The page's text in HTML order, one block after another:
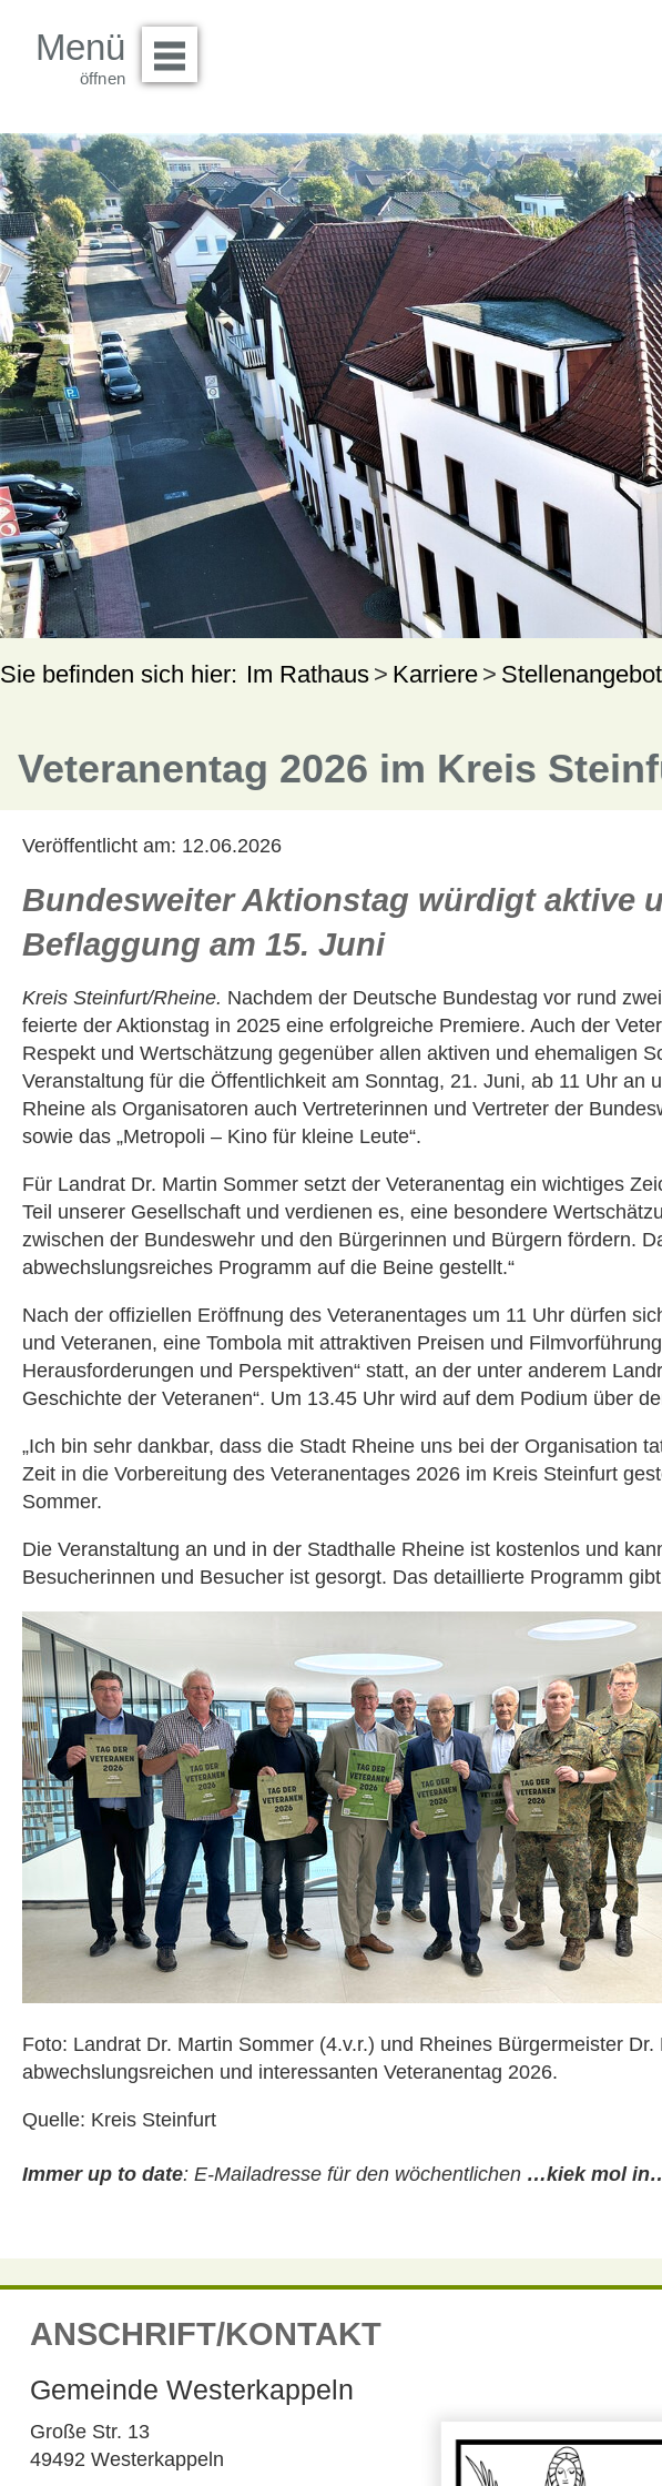
Menü
Im Rathaus Karriere
Veteranentag 2026 im Kreis
Veröffentlicht am: 12.06.2026
Bundesweiter Aktionstag würdigt aktive
Beflaggung am 15. Juni
Kreis Steinfurt/Rheine. Nachdem der Deutsche Bundestag vor rund
feierte der Aktionstag in 2025 eine erfolgreiche Premiere. Auch der
Respekt und Wertschätzung gegenüber allen aktiven und ehemaligen
Veranstaltung für die Öffentlichkeit am Sonntag, 21. Juni, ab 11 Uhr
Rheine als Organisatoren auch Vertreterinnen und Vertreter der
sowie das „Metropoli – Kino für kleine Leute“.
Für Landrat Dr. Martin Sommer setzt der Veteranentag ein wichtiges
Teil unserer Gesellschaft und verdienen es, eine besondere
zwischen der Bundeswehr und den Bürgerinnen und Bürgern fördern.
abwechslungsreiches Programm auf die Beine gestellt.“
Nach der offiziellen Eröffnung des Veteranentages um 11 Uhr dürfen
und Veteranen, eine Tombola mit attraktiven Preisen und
Herausforderungen und Perspektiven“ statt, an der unter anderem
Geschichte der Veteranen“. Um 13.45 Uhr wird auf dem Podium über
„Ich bin sehr dankbar, dass die Stadt Rheine uns bei der Organisation
Zeit in die Vorbereitung des Veteranentages 2026 im Kreis Steinfurt
Sommer.
Die Veranstaltung an und in der Stadthalle Rheine ist kostenlos und
Besucherinnen und Besucher ist gesorgt. Das detaillierte Programm
Foto: Landrat Dr. Martin Sommer (4.v.r.) und Rheines Bürgermeister
abwechslungsreichen und interessanten Veteranentag 2026.
Quelle: Kreis Steinfurt
Immer up to date: E-Mailadresse für den wöchentlichen …kiek mol
ANSCHRIFT/KONTAKT
Gemeinde Westerkappeln
Große Str. 13
49492 Westerkappeln